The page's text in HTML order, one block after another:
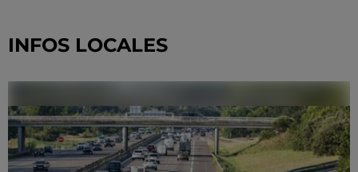
INFOS LOCALES